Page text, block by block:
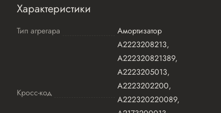
Характеристики
Тип агрегара Амортизатор
Кросс-код
A2223208213,
A222320821389,
A2223205013,
A2223202200,
A222320220089,